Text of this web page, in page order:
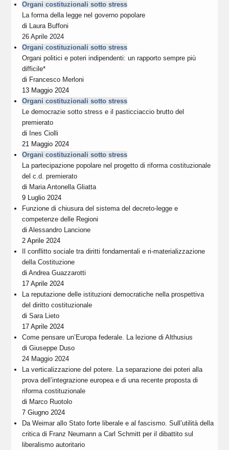
Organi costituzionali sotto stress
La forma della legge nel governo popolare
di Laura Buffoni
26 Aprile 2024
Organi costituzionali sotto stress
Organi politici e poteri indipendenti: un rapporto sempre più
difficile*
di Francesco Merloni
13 Maggio 2024
Organi costituzionali sotto stress
Le democrazie sotto stress e il pasticciaccio brutto del
premierato
di Ines Ciolli
21 Maggio 2024
Organi costituzionali sotto stress
La partecipazione popolare nel progetto di riforma costituzionale
del c.d. premierato
di Maria Antonella Gliatta
9 Luglio 2024
Funzione di chiusura del sistema del decreto-legge e
competenze delle Regioni
diAlessandro Lancione
2 Aprile 2024
Il conflitto sociale tra diritti fondamentali e ri-materializzazione
della Costituzione
diAndrea Guazzarotti
17 Aprile 2024
La reputazione delle istituzioni democratiche nella prospettiva
del diritto costituzionale
diSara Lieto
17 Aprile 2024
Come pensare un’Europa federale. La lezione di Althusius
diGiuseppe Duso
24 Maggio 2024
La verticalizzazione del potere. La separazione dei poteri alla
prova dell’integrazione europea e di una recente proposta di
riforma costituzionale
di Marco Ruotolo
7 Giugno 2024
Da Weimar allo Stato forte liberale e al fascismo. Sull’utilità della
critica di Franz Neumann a Carl Schmitt per il dibattito sul
liberalismo autoritario